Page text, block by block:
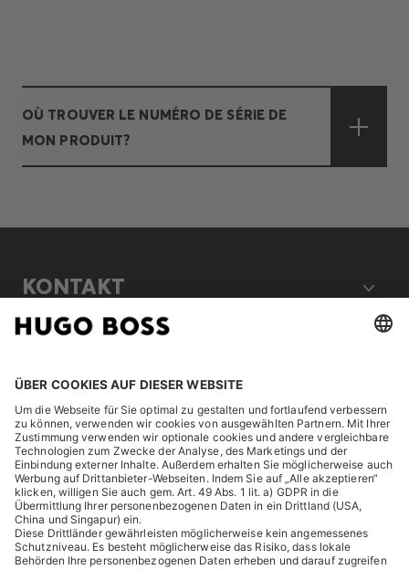
OÙ TROUVER LE NUMÉRO DE SÉRIE DE
MON PRODUIT?
KONTAKT
ENTDECKEN